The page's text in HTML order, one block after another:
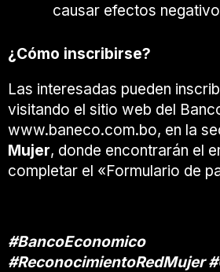
causar efectos
¿Cómo inscribirse?
Las interesadas pueden
visitando el sitio web del
www.baneco.com.bo, en la
Mujer, donde encontrarán el
completar el «Formulario de
#BancoEconomico
#ReconocimientoRedMujer